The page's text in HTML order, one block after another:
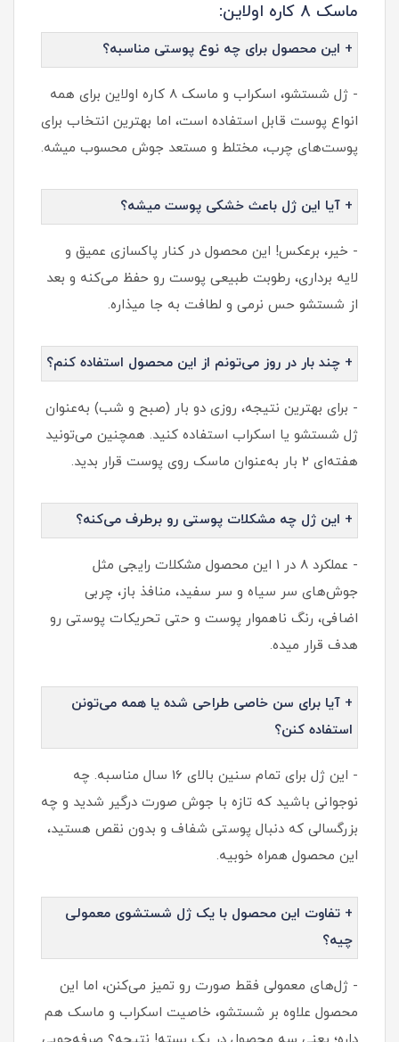
ماسک 8 کاره اولاین:
+ این محصول برای چه نوع پوستی مناسبه؟
- ژل شستشو، اسکراب و ماسک 8 کاره اولاین برای همه
انواع پوست قابل استفاده‌ است، اما بهترین انتخاب برای
پوست‌های چرب، مختلط و مستعد جوش محسوب میشه.
+ آیا این ژل باعث خشکی پوست میشه؟
- خیر، برعکس! این محصول در کنار پاکسازی عمیق و
لایه‌ برداری، رطوبت طبیعی پوست رو حفظ می‌کنه و بعد
از شستشو حس نرمی و لطافت به جا میذاره.
+ چند بار در روز می‌تونم از این محصول استفاده کنم؟
- برای بهترین نتیجه، روزی دو بار (صبح و شب) به‌عنوان
ژل شستشو یا اسکراب استفاده کنید. همچنین می‌تونید
هفته‌ای 2 بار به‌عنوان ماسک روی پوست قرار بدید.
+ این ژل چه مشکلات پوستی رو برطرف می‌کنه؟
- عملکرد ۸ در ۱ این محصول مشکلات رایجی مثل
جوش‌های سر سیاه و سر سفید، منافذ باز، چربی
اضافی، رنگ ناهموار پوست و حتی تحریکات پوستی رو
هدف قرار میده.
+ آیا برای سن خاصی طراحی شده یا همه می‌تونن
استفاده کنن؟
- این ژل برای تمام سنین بالای 16 سال مناسبه. چه
نوجوانی باشید که تازه با جوش صورت درگیر شدید و چه
بزرگسالی که دنبال پوستی شفاف و بدون نقص هستید،
این محصول همراه خوبیه.
+ تفاوت این محصول با یک ژل شستشوی معمولی
چیه؟
- ژل‌های معمولی فقط صورت رو تمیز می‌کنن، اما این
محصول علاوه بر شستشو، خاصیت اسکراب و ماسک هم